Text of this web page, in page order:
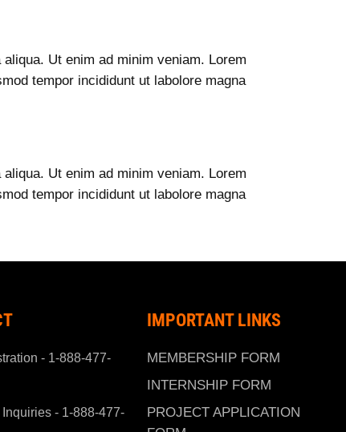
Ut enim ad minim veniam. Lorem
tempor incididunt ut labolore magna
Ut enim ad minim veniam. Lorem
tempor incididunt ut labolore magna
- 1-888-477-
Inquiries - 1-888-477-
IMPORTANT LINKS
MEMBERSHIP FORM
INTERNSHIP FORM
PROJECT APPLICATION